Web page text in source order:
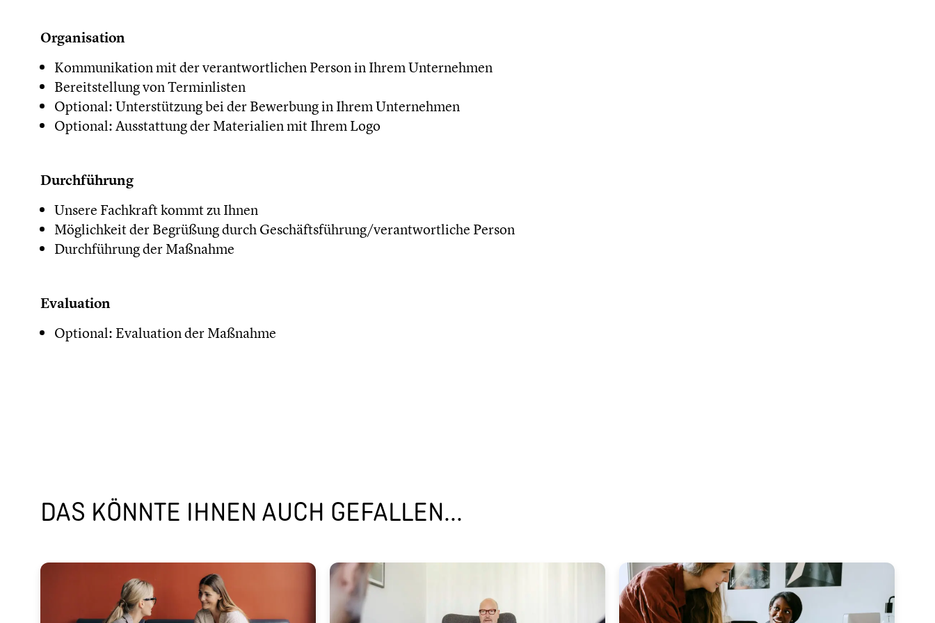
Organisation
Kommunikation mit der verantwortlichen Person in Ihrem Unternehmen
Bereitstellung von Terminlisten
Optional: Unterstützung bei der Bewerbung in Ihrem Unternehmen
Optional: Ausstattung der Materialien mit Ihrem Logo
Durchführung
Unsere Fachkraft kommt zu Ihnen
Möglichkeit der Begrüßung durch Geschäftsführung/verantwortliche Person
Durchführung der Maßnahme
Evaluation
Optional: Evaluation der Maßnahme
DAS KÖNNTE IHNEN AUCH GEFALLEN...